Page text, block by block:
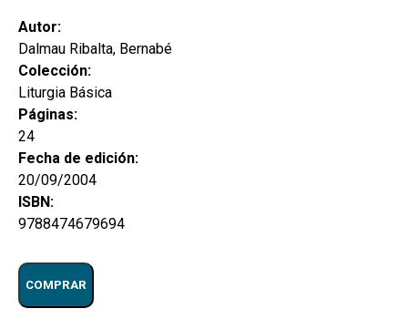
Autor:
Dalmau Ribalta, Bernabé
Colección:
Liturgia Básica
Páginas:
24
Fecha de edición:
20/09/2004
ISBN:
9788474679694
COMPRAR